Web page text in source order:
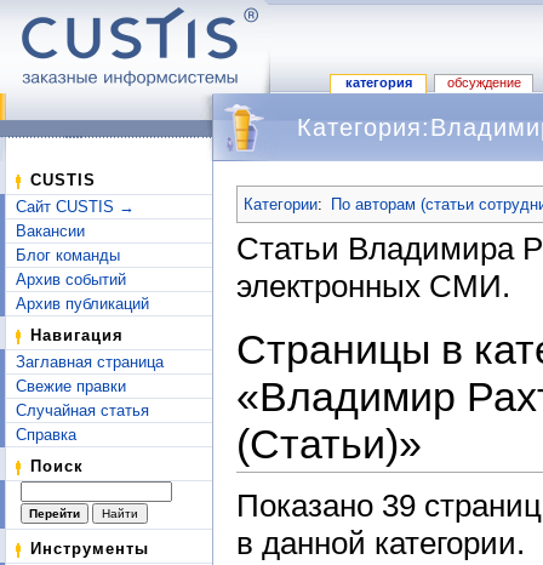
категория обсуждение
CUSTIS
Сайт CUSTIS →
Вакансии
Блог команды
Архив событий
Архив публикаций
Навигация
Заглавная страница
Свежие правки
Случайная статья
Справка
Поиск
Инструменты
Категории: По авторам (статьи
Статьи Владимира
электронных СМИ.
Страницы в
«Владимир
(Статьи)»
Показано 39
в данной категории.